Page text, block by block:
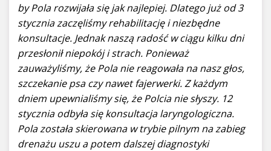
by Pola rozwijała się jak najlepiej. Dlatego już od 3
stycznia zaczęliśmy rehabilitację i niezbędne
konsultacje. Jednak naszą radość w ciągu kilku dni
przesłonił niepokój i strach. Ponieważ
zauważyliśmy, że Pola nie reagowała na nasz głos,
szczekanie psa czy nawet fajerwerki. Z każdym
dniem upewnialiśmy się, że Polcia nie słyszy. 12
stycznia odbyła się konsultacja laryngologiczna.
Pola została skierowana w trybie pilnym na zabieg
drenażu uszu a potem dalszej diagnostyki